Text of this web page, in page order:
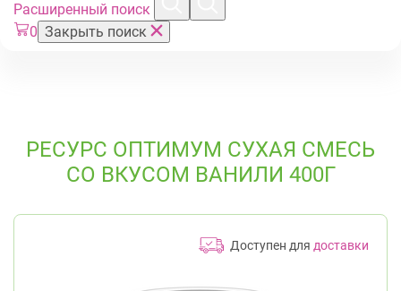
Расширенный поиск
0 Закрыть поиск
РЕСУРС ОПТИМУМ СУХАЯ СМЕСЬ
СО ВКУСОМ ВАНИЛИ 400Г
Доступен для доставки